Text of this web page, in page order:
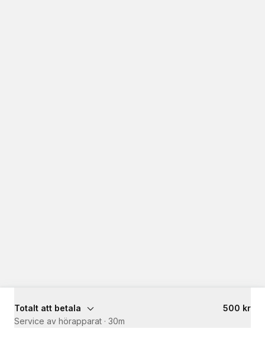
Totalt att betala
500 kr
Service av hörapparat · 30m